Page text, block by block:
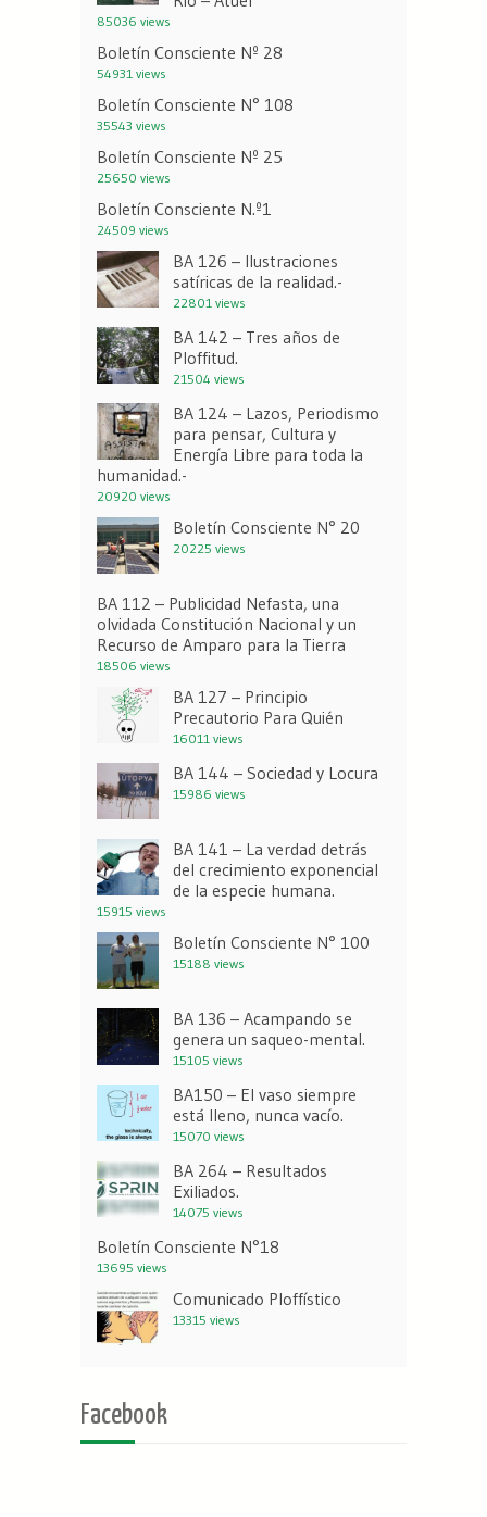
85036 views
Boletín Consciente Nº 28
54931 views
Boletín Consciente N° 108
35543 views
Boletín Consciente Nº 25
25650 views
Boletín Consciente N.º1
24509 views
BA 126 – Ilustraciones
satíricas de la realidad.-
22801 views
BA 142 – Tres años de
Ploffitud.
21504 views
BA 124 – Lazos, Periodismo
para pensar, Cultura y
Energía Libre para toda la
humanidad.-
20920 views
Boletín Consciente N° 20
20225 views
BA 112 – Publicidad Nefasta, una
olvidada Constitución Nacional y un
Recurso de Amparo para la Tierra
18506 views
BA 127 – Principio
Precautorio Para Quién
16011 views
BA 144 – Sociedad y Locura
15986 views
BA 141 – La verdad detrás
del crecimiento exponencial
de la especie humana.
15915 views
Boletín Consciente N° 100
15188 views
BA 136 – Acampando se
genera un saqueo-mental.
15105 views
BA150 – El vaso siempre
está lleno, nunca vacío.
15070 views
BA 264 – Resultados
Exiliados.
14075 views
Boletín Consciente N°18
13695 views
Comunicado Ploffístico
13315 views
Facebook